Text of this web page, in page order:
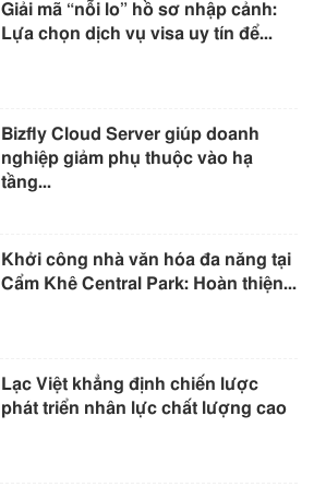
Giải mã “nỗi lo” hồ sơ nhập cảnh:
Lựa chọn dịch vụ visa uy tín để...
Bizfly Cloud Server giúp doanh
nghiệp giảm phụ thuộc vào hạ
tầng...
Khởi công nhà văn hóa đa năng tại
Cẩm Khê Central Park: Hoàn thiện...
Lạc Việt khẳng định chiến lược
phát triển nhân lực chất lượng cao